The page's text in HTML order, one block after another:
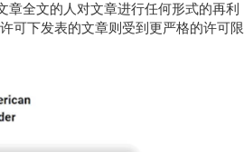
章全文的人对文章进行任何形式的再利
可下发表的文章则受到更严格的许可限